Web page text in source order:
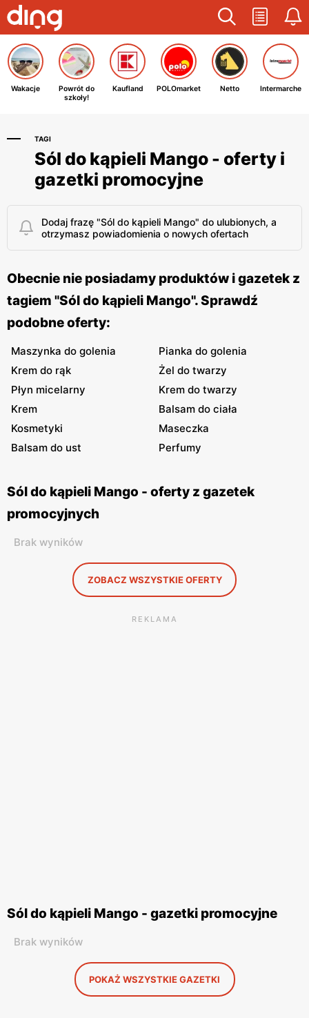
Wakacje
Powrót do
szkoły!
Kaufland POLOmarket Netto Intermarche
TAGI
Sól do kąpieli Mango - oferty i
gazetki promocyjne
Dodaj frazę "Sól do kąpieli Mango" do ulubionych, a
otrzymasz powiadomienia o nowych ofertach
Obecnie nie posiadamy produktów i gazetek z
tagiem "Sól do kąpieli Mango". Sprawdź
podobne oferty:
Maszynka do golenia
Pianka do golenia
Krem do rąk
Żel do twarzy
Płyn micelarny
Krem do twarzy
Krem
Balsam do ciała
Kosmetyki
Maseczka
Balsam do ust
Perfumy
Sól do kąpieli Mango - oferty z gazetek
promocyjnych
Brak wyników
ZOBACZ WSZYSTKIE OFERTY
REKLAMA
Sól do kąpieli Mango - gazetki promocyjne
Brak wyników
POKAŻ WSZYSTKIE GAZETKI